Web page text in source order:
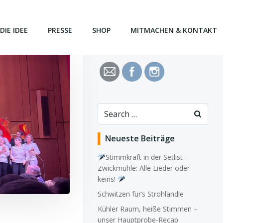
DIE IDEE PRESSE SHOP MITMACHEN & KONTAKT
Search
for:
Neueste Beiträge
Stimmkraft in der Setlist-
Zwickmühle: Alle Lieder oder
keins!
Schwitzen für’s Strohländle
Kühler Raum, heiße Stimmen –
unser Hauptprobe-Recap